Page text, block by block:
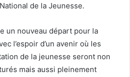
de la Jeunesse.
un nouveau départ pour la
l’espoir d’un avenir où les
de la jeunesse seront non
mais aussi pleinement